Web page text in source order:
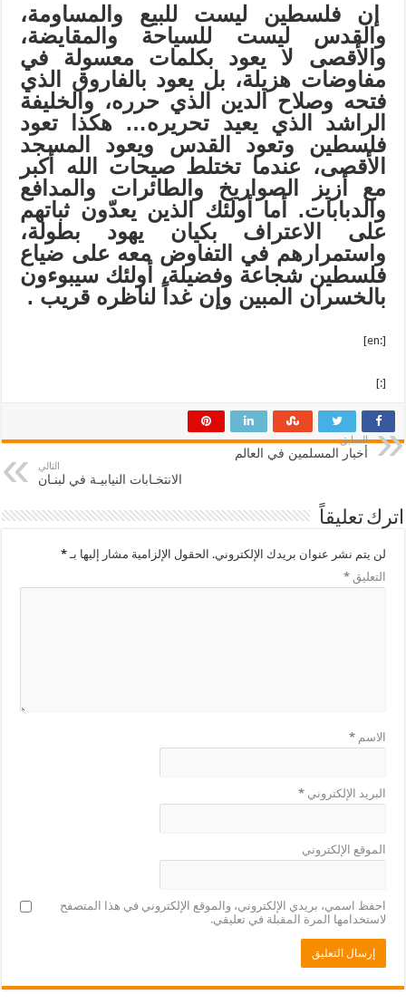
إن فلسطين ليست للبيع والمساومة،
والقدس ليست للسياحة والمقايضة،
والأقصى لا يعود بكلمات معسولة في
مفاوضات هزيلة، بل يعود بالفاروق الذي
فتحه وصلاح الدين الذي حرره، والخليفة
الراشد الذي يعيد تحريره… هكذا تعود
فلسطين وتعود القدس ويعود المسجد
الأقصى، عندما تختلط صيحات الله أكبر
مع أزيز الصواريخ والطائرات والمدافع
والدبابات. أما أولئك الذين يعدّون ثباتهم
على الاعتراف بكيان يهود بطولة،
واستمرارهم في التفاوض معه على ضياع
فلسطين شجاعة وفضيلة، أولئك سيبوءون
بالخسران المبين وإن غداً لناظره قريب.
[:en]
[:]
السابق
أخبار المسلمين في العالم
التالي
الانتخـابات النيابيـة في لبنـان
اترك تعليقاً
لن يتم نشر عنوان بريدك الإلكتروني. الحقول الإلزامية مشار إليها بـ*
التعليق*
الاسم*
البريد الإلكتروني*
الموقع الإلكتروني
احفظ اسمي، بريدي الإلكتروني، والموقع الإلكتروني في هذا المتصفح
لاستخدامها المرة المقبلة في تعليقي.